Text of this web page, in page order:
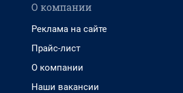
О компании
Реклама на сайте
Прайс-лист
О компании
Наши вакансии